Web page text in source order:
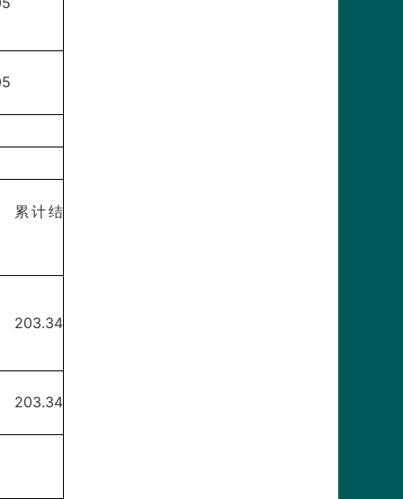
累计结
203.34
203.34